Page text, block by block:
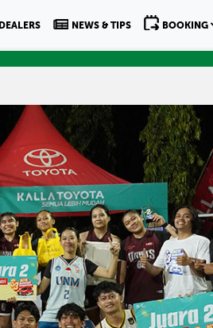
DEALERS NEWS & TIPS BOOKING